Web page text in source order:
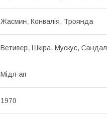
Жасмин, Конвалія, Троянда
Ветивер, Шкіра, Мускус, Сандал
Мідл-ап
1970